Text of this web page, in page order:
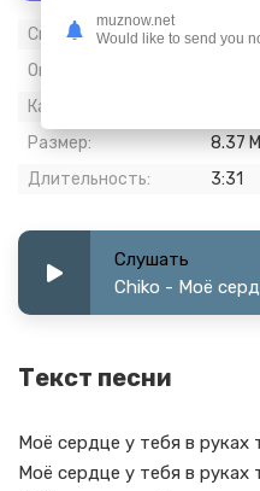
Скачиваний:
494
Опубликовано:
Качество:
Размер:
8.37
Длительность:
3:31
Слушать
Текст песни
Моё сердце у тебя в руках
Моё сердце у тебя в руках
muznow.net
Would like to send you